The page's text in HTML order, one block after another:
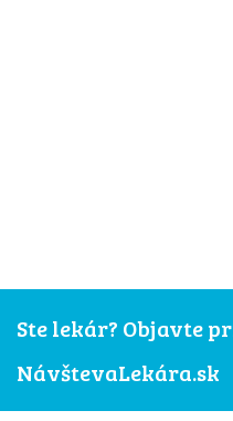
Ste lekár? Objavte
NávštevaLekára.sk